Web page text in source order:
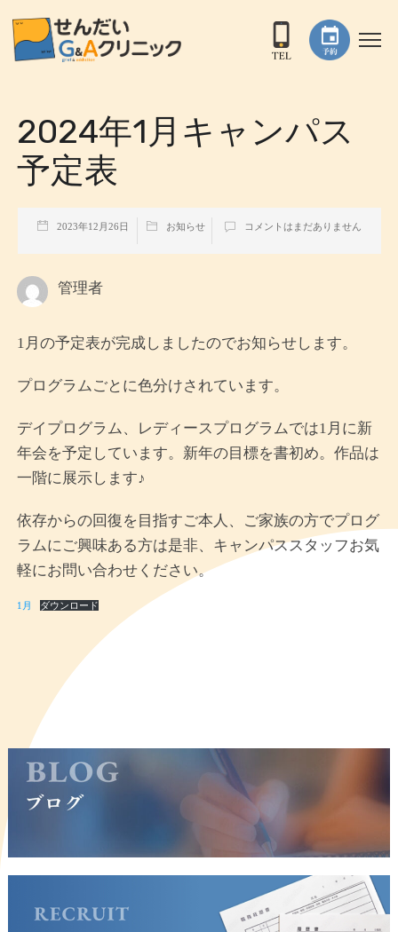
2024年1月キャンパス
予定表
2023年12月26日 お知らせ コメントはまだありません
管理者
1月の予定表が完成しましたのでお知らせします。
プログラムごとに色分けされています。
デイプログラム、レディースプログラムでは1月に新
年会を予定しています。新年の目標を書初め。作品は
一階に展示します♪
依存からの回復を目指すご本人、ご家族の方でプログ
ラムにご興味ある方は是非、キャンパススタッフお気
軽にお問い合わせください。
1月 ダウンロード